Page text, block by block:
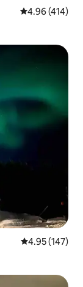
평점 4.96점(5
4.96 (414)
평점 4.95점(5
4.95 (147)